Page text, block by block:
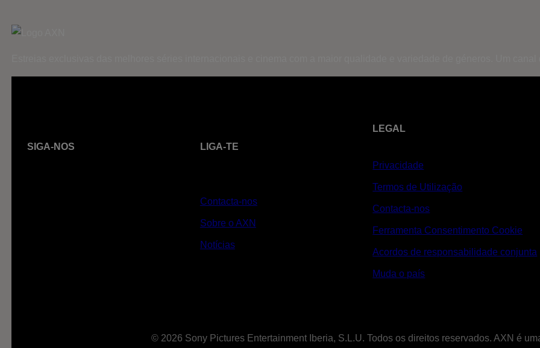
SIGA-NOS LIGA-TE
Contacta-nos
Sobre o AXN
Notícias
LEGAL
Privacidade
Termos de Utilização
Contacta-nos
Ferramenta Consentimento Cookie
Acordos de responsabilidade conjunta
Muda o país
© 2026 Sony Pictures Entertainment Iberia, S.L.U. Todos os direitos reservados. AXN é